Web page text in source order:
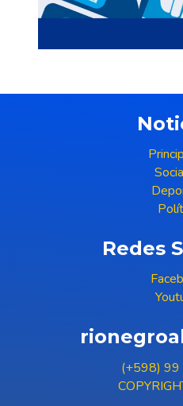
Redes
(+598)